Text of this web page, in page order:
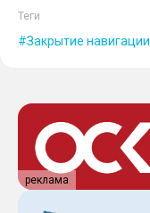
Теги
Закрытие навигации
реклама